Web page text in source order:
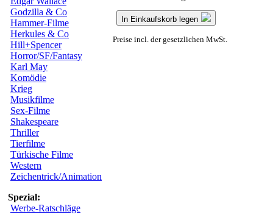
Godzilla & Co
Hammer-Filme
Herkules & Co
Hill+Spencer
Horror/SF/Fantasy
Karl May
Komödie
Krieg
Musikfilme
Sex-Filme
Shakespeare
Thriller
Tierfilme
Türkische Filme
Western
Zeichentrick/Animation
Spezial:
Werbe-Ratschläge
In Einkaufskorb legen
Preise incl. der gesetzlichen MwSt.